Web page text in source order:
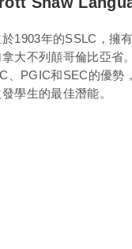
1903年的SSLC，擁
大不列顛哥倫比亞省
、PGIC和SEC的優勢
學生的最佳潛能。